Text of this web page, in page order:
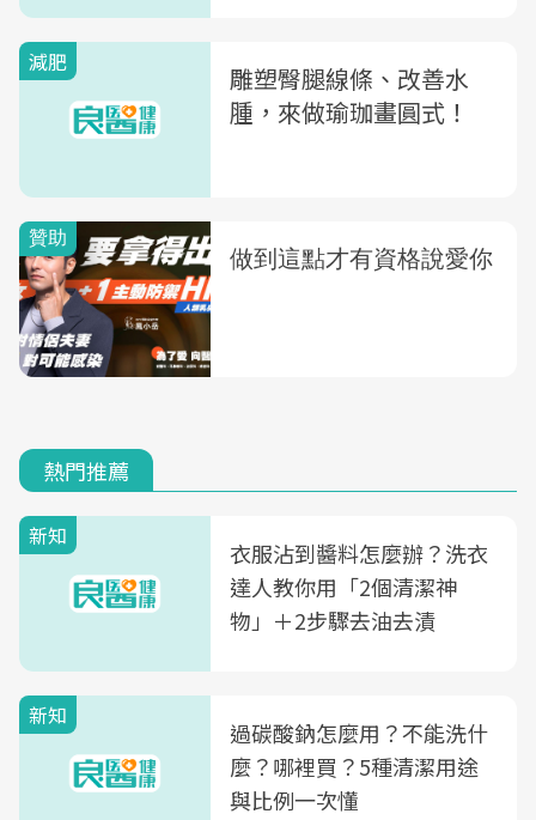
減肥
雕塑臀腿線條、改善水
腫，來做瑜珈畫圓式！
熱門推薦
新知
衣服沾到醬料怎麼辦？洗衣
達人教你用「2個清潔神
物」＋2步驟去油去漬
新知
過碳酸鈉怎麼用？不能洗什
麼？哪裡買？5種清潔用途
與比例一次懂